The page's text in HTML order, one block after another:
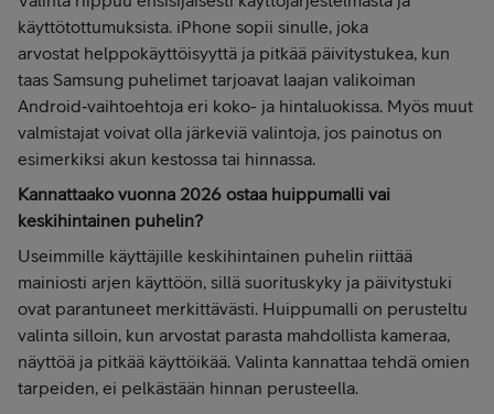
käyttötottumuksista. iPhone sopii sinulle, joka
arvostat helppokäyttöisyyttä ja pitkää päivitystukea, kun
taas Samsung puhelimet tarjoavat laajan valikoiman
Android‑vaihtoehtoja eri koko- ja hintaluokissa. Myös muut
valmistajat voivat olla järkeviä valintoja, jos painotus on
esimerkiksi akun kestossa tai hinnassa.
Kannattaako vuonna 2026 ostaa huippumalli vai
keskihintainen puhelin?
Useimmille käyttäjille keskihintainen puhelin riittää
mainiosti arjen käyttöön, sillä suorituskyky ja päivitystuki
ovat parantuneet merkittävästi. Huippumalli on perusteltu
valinta silloin, kun arvostat parasta mahdollista kameraa,
näyttöä ja pitkää käyttöikää. Valinta kannattaa tehdä omien
tarpeiden, ei pelkästään hinnan perusteella.